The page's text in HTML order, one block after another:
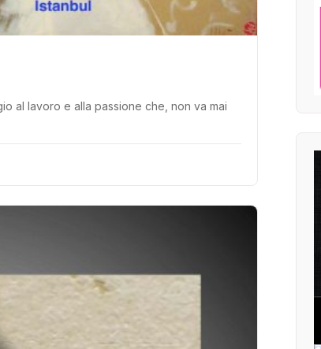
al lavoro e alla passione che, non va mai